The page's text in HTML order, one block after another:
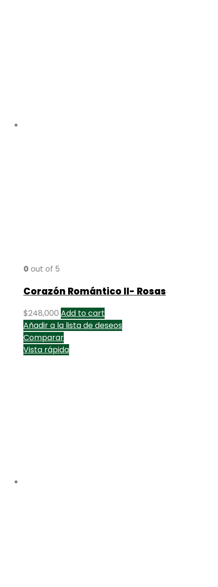
0 out of 5
Corazón Romántico II- Rosas
$248,000 Add to cart
Añadir a la lista de deseos
Comparar
Vista rápida